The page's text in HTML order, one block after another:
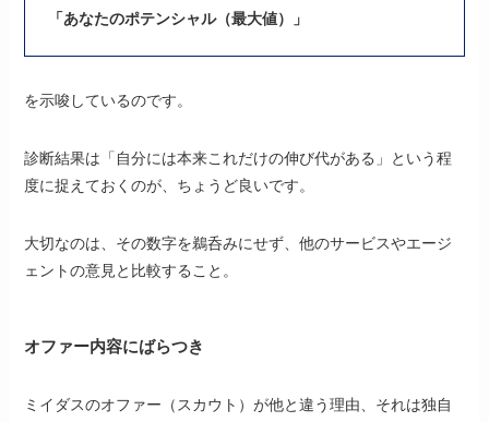
「あなたのポテンシャル（最大値）」
を示唆しているのです。
診断結果は「自分には本来これだけの伸び代がある」という程
度に捉えておくのが、ちょうど良いです。
大切なのは、その数字を鵜呑みにせず、他のサービスやエージ
ェントの意見と比較すること。
オファー内容にばらつき
ミイダスのオファー（スカウト）が他と違う理由、それは独自